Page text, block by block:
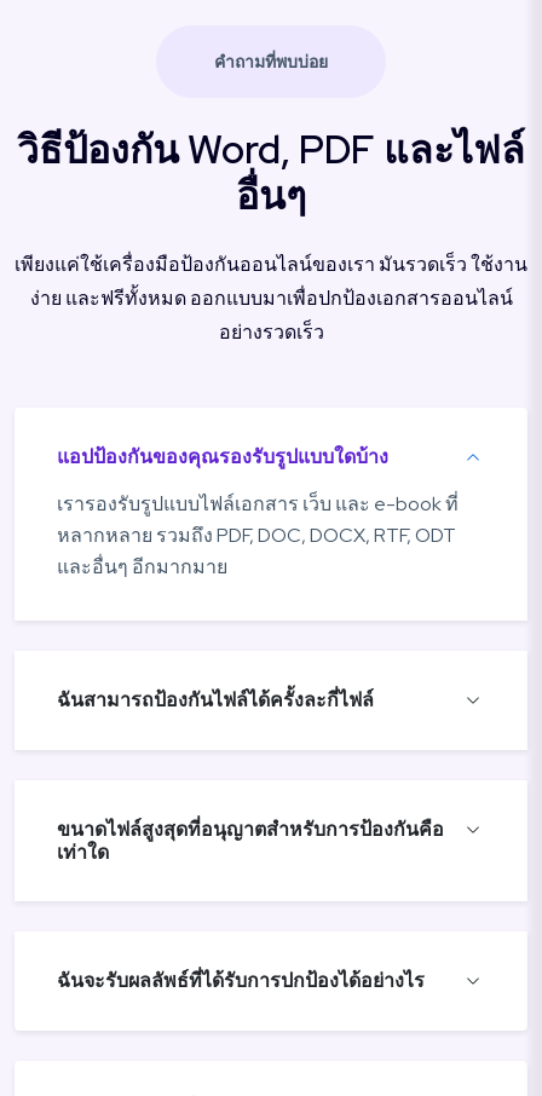
คำถามที่พบบ่อย
วิธีป้องกัน Word, PDF และไฟล์
อื่นๆ
เพียงแค่ใช้เครื่องมือป้องกันออนไลน์ของเรา มันรวดเร็ว ใช้งาน
ง่าย และฟรีทั้งหมด ออกแบบมาเพื่อปกป้องเอกสารออนไลน์
อย่างรวดเร็ว
แอปป้องกันของคุณรองรับรูปแบบใดบ้าง
เรารองรับรูปแบบไฟล์เอกสาร เว็บ และ e-book ที่
หลากหลาย รวมถึง PDF, DOC, DOCX, RTF, ODT
และอื่นๆ อีกมากมาย
ฉันสามารถป้องกันไฟล์ได้ครั้งละกี่ไฟล์
ขนาดไฟล์สูงสุดที่อนุญาตสำหรับการป้องกันคือ
เท่าใด
ฉันจะรับผลลัพธ์ที่ได้รับการปกป้องได้อย่างไร